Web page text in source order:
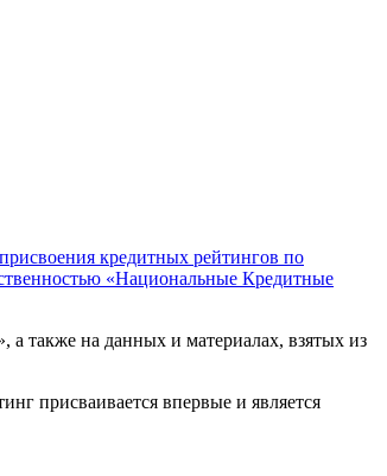
кредитных рейтингов по
«Национальные Кредитные
также на данных и материалах, взятых из
присваивается впервые и является